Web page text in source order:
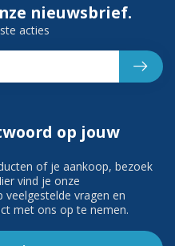
op jouw
of je aankoop, bezoek
vind je onze
vragen en
met ons op te nemen.
nieuwsbrief.
acties